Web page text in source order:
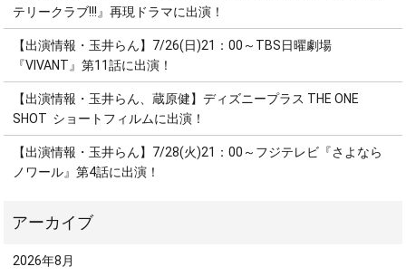
テリークラブ!!!』再現ドラマに出演！
【出演情報・玉井らん】7/26(日)21：00～TBS日曜劇場
『VIVANT』第11話に出演！
【出演情報・玉井らん、蔵原健】ディズニープラス THE ONE
SHOT ショートフィルムに出演！
【出演情報・玉井らん】7/28(火)21：00～フジテレビ『さよなら
ノワール』第4話に出演！
2026年8月